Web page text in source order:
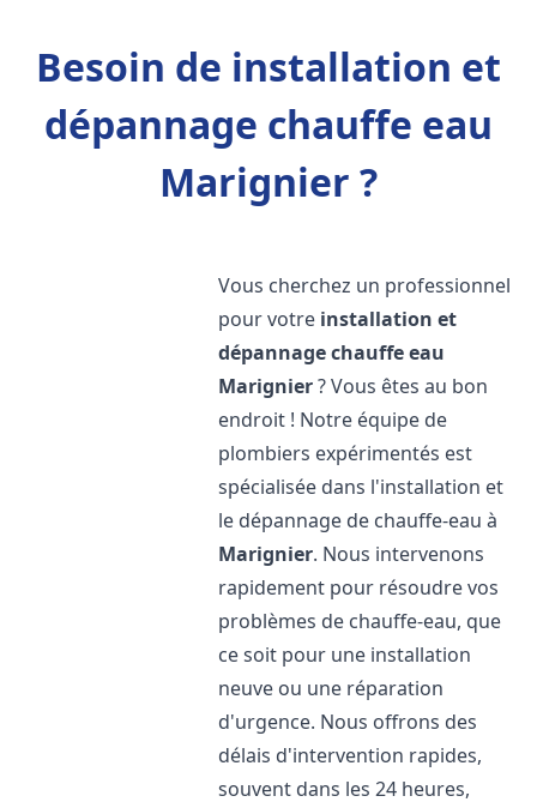
Besoin de installation et
dépannage chauffe eau
Marignier ?
Vous cherchez un professionnel
pour votre installation et
dépannage chauffe eau
Marignier? Vous êtes au bon
endroit ! Notre équipe de
plombiers expérimentés est
spécialisée dans l'installation et
le dépannage de chauffe-eau à
Marignier. Nous intervenons
rapidement pour résoudre vos
problèmes de chauffe-eau, que
ce soit pour une installation
neuve ou une réparation
d'urgence. Nous offrons des
délais d'intervention rapides,
souvent dans les 24 heures,